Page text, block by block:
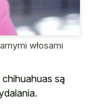
włosami
chihuahuas są